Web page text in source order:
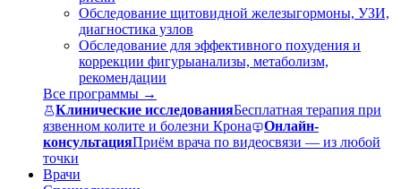
Обследование щитовидной железыгормоны, УЗИ,
диагностика узлов
Обследование для эффективного похудения и
коррекции фигурыанализы, метаболизм,
рекомендации
Все программы →
Клинические исследованияБесплатная терапия при
язвенном колите и болезни Крона
Онлайн-
консультацияПриём врача по видеосвязи — из любой
точки
Врачи